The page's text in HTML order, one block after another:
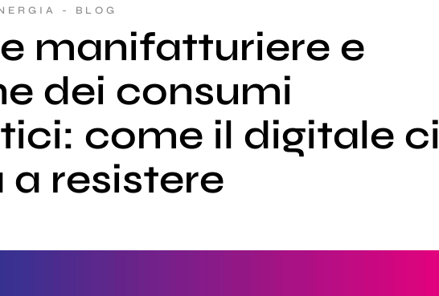
- BLOG
manifatturiere e
dei consumi
come il digitale ci
resistere